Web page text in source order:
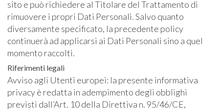
sito e può richiedere al Titolare del Trattamento di
rimuovere i propri Dati Personali. Salvo quanto
diversamente specificato, la precedente policy
continuerà ad applicarsi ai Dati Personali sino a quel
momento raccolti.
Riferimenti legali
Avviso agli Utenti europei: la presente informativa
privacy è redatta in adempimento degli obblighi
previsti dall’Art. 10 della Direttiva n. 95/46/CE,